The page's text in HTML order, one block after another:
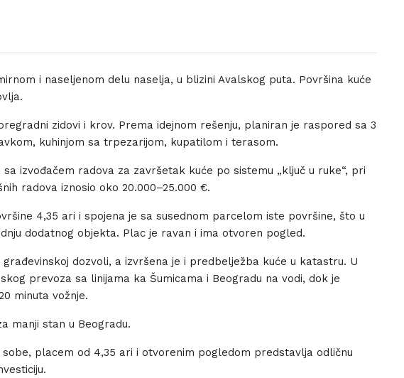
i naseljenom delu naselja, u blizini Avalskog puta. Površina kuće
zidovi i krov. Prema idejnom rešenju, planiran je raspored sa 3
kuhinjom sa trpezarijom, kupatilom i terasom.
izvođačem radova za završetak kuće po sistemu „ključ u ruke“, pri
radova iznosio oko 20.000–25.000 €.
4,35 ari i spojena je sa susednom parcelom iste površine, što u
dodatnog objekta. Plac je ravan i ima otvoren pogled.
dozvoli, a izvršena je i predbelježba kuće u katastru. U
prevoza sa linijama ka Šumicama i Beogradu na vodi, dok je
minuta vožnje.
manji stan u Beogradu.
sobe, placem od 4,35 ari i otvorenim pogledom predstavlja odličnu